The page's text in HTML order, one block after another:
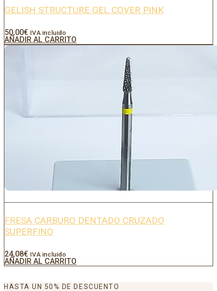
GELISH STRUCTURE GEL COVER PINK
50,00€ IVA incluido
AÑADIR AL CARRITO
FRESA CARBURO DENTADO CRUZADO
SUPERFINO
24,08€ IVA incluido
AÑADIR AL CARRITO
HASTA UN 50% DE DESCUENTO